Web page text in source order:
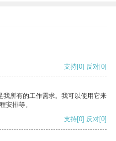
支持[0] 反对[0]
我所有的工作需求。我可以使用它来
安排等。
支持[0] 反对[0]